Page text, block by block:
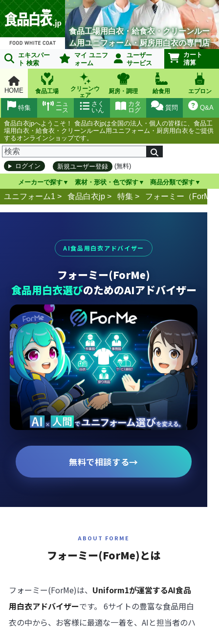
食品工場用白衣・給食衣・クリーンルー
ム用ユニフォーム・厨房用白衣の専門店
エキスパー
ト 検索
マイ ユニフ
ォーム
ユーザー
サービス
カート
清算
HOME 食品工場
クリーンウ
ェア
厨房・調理 給食用 エプロン
Q&A
質問
カタ
ログ
さく
いん
ニュ
ース
特集
食品白衣jpへようこそ！ 食品白衣jpは全国の法人・個人の皆様に、食品工
場用白衣・給食衣・クリーンルーム用ユニフォーム・厨房用白衣をご提供
するオンラインショップです。
ログイン 新規ユーザー登録 (無料)
メーカーで探す 素材・形状・色で探す 商品分類で探す
ユニフォーム1 > 食品白衣jp > 特集 > フォーミー（ForMe
AI食品用白衣アドバイザー
フォーミー(ForMe)
食品用白衣選びのためのAIアドバイザー
無料で相談する→
ABOUT FORME
フォーミー(ForMe)とは
フォーミー(ForMe)は、 Uniform1が運営するAI食品
用白衣アドバイザーです。 6サイトの豊富な食品用白
衣の中から、お客様に最適な一着を、AIと担当者のハ